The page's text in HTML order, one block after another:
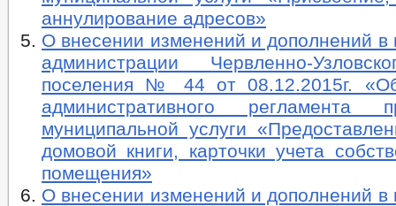
аннулирование адресов»
О внесении изменений и дополнений в
администрации Червленно-
поселения № 44 от 08.12.2015г.
административного регламента
муниципальной услуги
домовой книги, карточки учета
помещения»
О внесении изменений и дополнений в